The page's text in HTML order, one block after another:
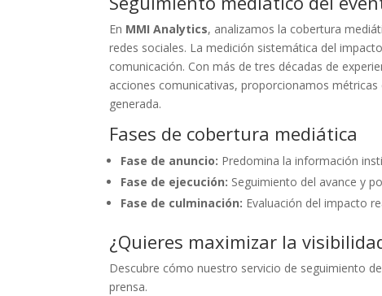
En MMI Analytics, analizamos la cobertura
redes sociales. La medición sistemática del
comunicación. Con más de tres décadas de
acciones comunicativas, proporcionamos
generada.
Fases de cobertura mediática
Fase de anuncio: Predomina la información
Fase de ejecución: Seguimiento del avance y
Fase de culminación: Evaluación del impacto
¿Quieres maximizar la
Descubre cómo nuestro servicio de seguimiento
prensa.